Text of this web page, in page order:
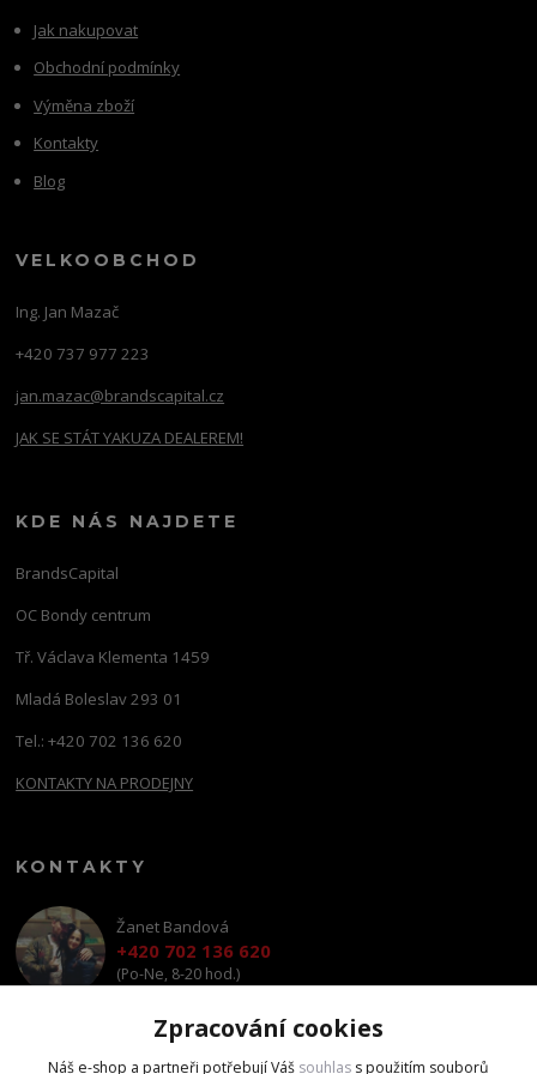
Jak nakupovat
Obchodní podmínky
Výměna zboží
Kontakty
Blog
VELKOOBCHOD
Ing. Jan Mazač
+420 737 977 223
jan.mazac@brandscapital.cz
JAK SE STÁT YAKUZA DEALEREM!
KDE NÁS NAJDETE
BrandsCapital
OC Bondy centrum
Tř. Václava Klementa 1459
Mladá Boleslav 293 01
Tel.: +420 702 136 620
KONTAKTY NA PRODEJNY
KONTAKTY
Žanet Bandová
+420 702 136 620
(Po-Ne, 8-20 hod.)
shop@brandscapital.cz
Zpracování cookies
Náš e-shop a partneři potřebují Váš souhlas s použitím souborů